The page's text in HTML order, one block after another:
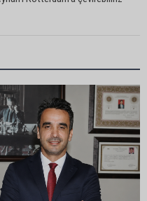
Karataş’tan sahiller için
Hakan Yıldırım:
uzatmak sizin haddinize değildir”
Ela Nur şelalede hayatını